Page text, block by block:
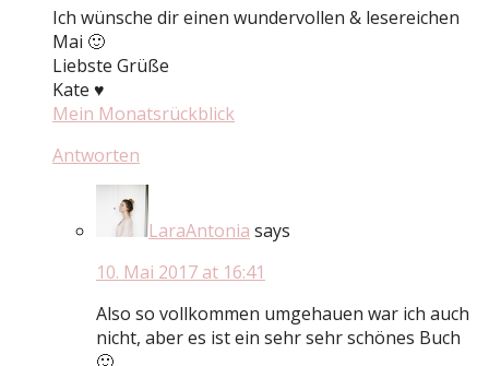
Ich wünsche dir einen wundervollen & lesereichen
Mai 🙂
Liebste Grüße
Kate ♥
Mein Monatsrückblick
Antworten
LaraAntonia says
10. Mai 2017 at 16:41
Also so vollkommen umgehauen war ich auch
nicht, aber es ist ein sehr sehr schönes Buch